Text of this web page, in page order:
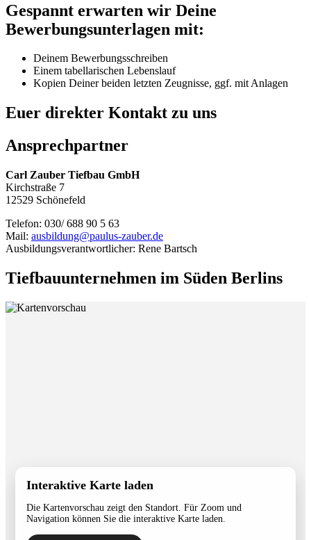
Gespannt erwarten wir Deine
Bewerbungsunterlagen mit:
Deinem Bewerbungsschreiben
Einem tabellarischen Lebenslauf
Kopien Deiner beiden letzten Zeugnisse, ggf. mit Anlagen
Euer direkter Kontakt zu uns
Ansprechpartner
Carl Zauber Tiefbau GmbH
Kirchstraße 7
12529 Schönefeld
Telefon: 030/ 688 90 5 63
Mail: ausbildung@paulus-zauber.de
Ausbildungsverantwortlicher: Rene Bartsch
Tiefbauunternehmen im Süden Berlins
Interaktive Karte laden
Die Kartenvorschau zeigt den Standort. Für Zoom und
Navigation können Sie die interaktive Karte laden.